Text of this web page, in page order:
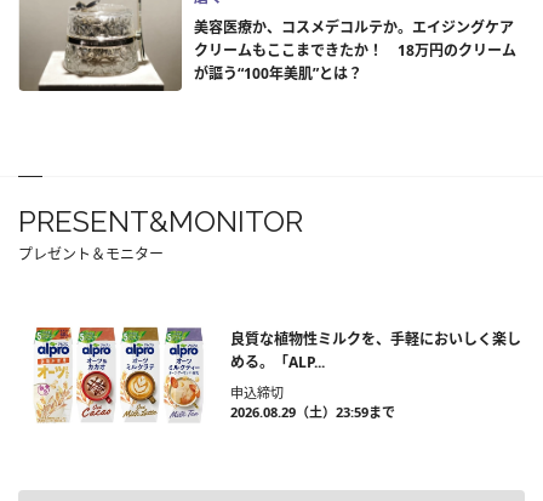
美容医療か、コスメデコルテか。エイジングケア
クリームもここまできたか！ 18万円のクリーム
が謳う“100年美肌”とは？
PRESENT&MONITOR
プレゼント＆モニター
良質な植物性ミルクを、手軽においしく楽し
める。「ALP...
申込締切
2026.08.29（土）23:59まで